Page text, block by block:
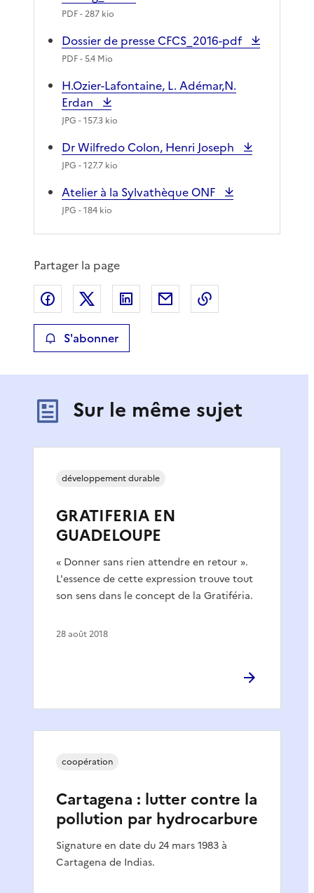
PDF- 287 kio
Dossier de presse CFCS_2016-pdf
PDF- 5.4 Mio
H.Ozier-Lafontaine, L. Adémar,N.
Erdan
JPG - 157.3 kio
Dr Wilfredo Colon, Henri Joseph
JPG - 127.7 kio
Atelier à la Sylvathèque ONF
JPG - 184 kio
Partager la page
Partager sur Facebook
Partager sur XPartager sur LinkedIn
Partager par email
S'abonner
Sur le même sujet
GRATIFERIA EN
GUADELOUPE
« Donner sans rien attendre en retour ».
L'essence de cette expression trouve tout
son sens dans le concept de la Gratiféria.
développement durable
28 août 2018
Cartagena : lutter contre la
pollution par hydrocarbure
Signature en date du 24 mars 1983 à
Cartagena de Indias.
coopération